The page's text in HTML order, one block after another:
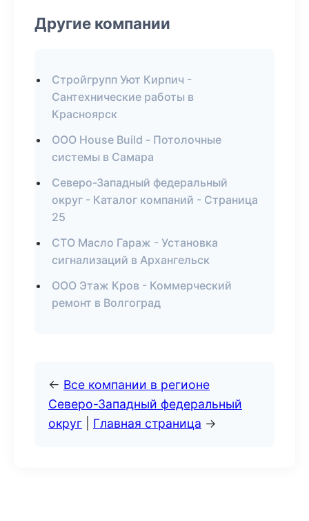
Другие компании
Стройгрупп Уют Кирпич -
Сантехнические работы в
Красноярск
ООО House Build - Потолочные
системы в Самара
Северо-Западный федеральный
округ - Каталог компаний - Страница
25
СТО Масло Гараж - Установка
сигнализаций в Архангельск
ООО Этаж Кров - Коммерческий
ремонт в Волгоград
← Все компании в регионе
Северо-Западный федеральный
округ
Главная страница →